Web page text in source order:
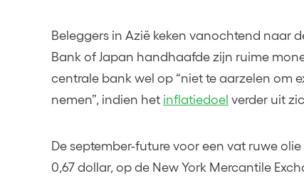
Beleggers in Azië keken vanochtend naar
Bank of Japan handhaafde zijn ruime
centrale bank wel op “niet te aarzelen om
nemen”, indien het inflatiedoel verder uit
De september-future voor een vat ruwe
0,67 dollar, op de New York Mercantile